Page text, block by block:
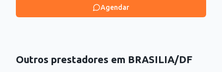
Agendar
Outros prestadores em BRASILIA/DF